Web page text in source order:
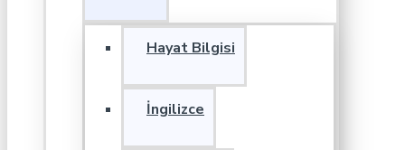
Hayat Bilgisi
İngilizce